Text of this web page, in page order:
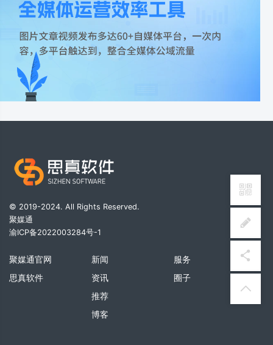
© 2019-2024. All Rights Reserved.
聚媒通
渝ICP备2022003284号-1
聚媒通官网
思真软件
新闻
资讯
推荐
博客
服务
圈子